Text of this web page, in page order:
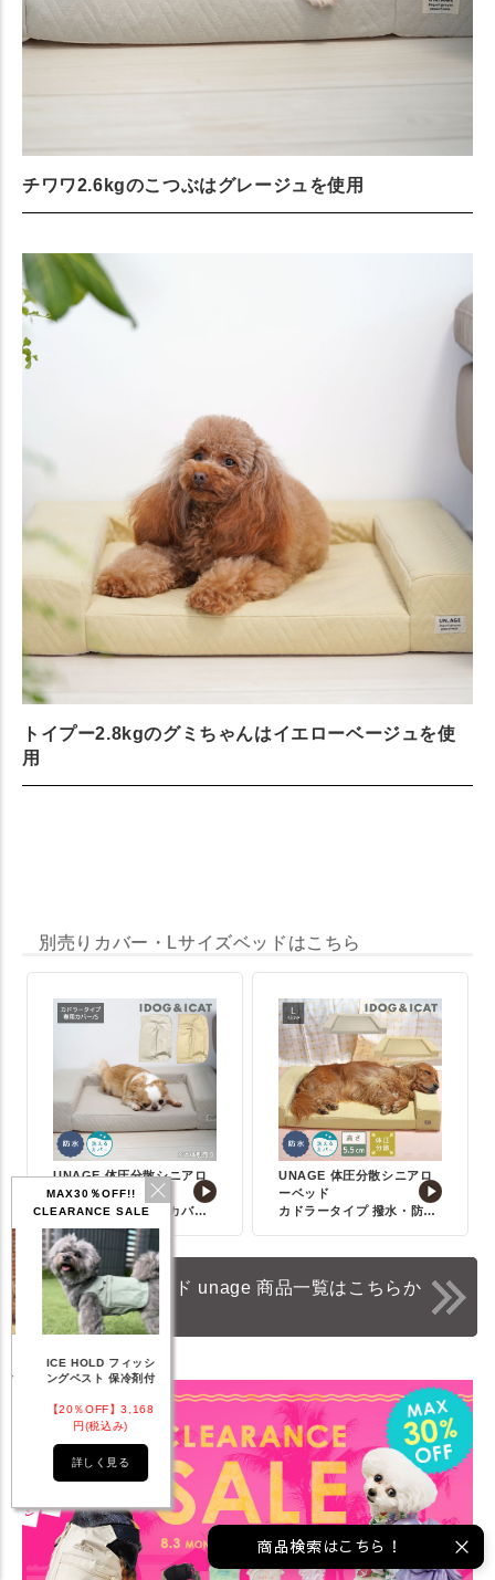
MAX30％OFF!!
CLEARANCE SALE
剤付
ッククーラー 保冷剤
付
【20％OFF】1,760
円(税込み)
詳しく見る
UVカット
【20％OFF】2,200
円(税込み)
詳しく見る
ナ
【20％OFF】1,144
円(税込み)
詳しく見る
チワワ2.6kgのこつぶはグレージュを使用
トイプー2.8kgのグミちゃんはイエローベージュを使
用
別売りカバー・Lサイズベッドはこちら
UNAGE 体圧分散シニアロ
ーベッド
カドラータイプ専用カバー
【Sサイズ】
UNAGE 体圧分散シニアロ
ーベッド
カドラータイプ 撥水・防水
シニア向けベッド unage 商品一覧はこちらか
ら
商品検索はこちら！